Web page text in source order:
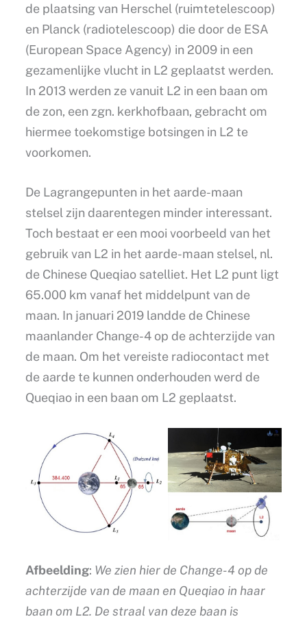
de plaatsing van Herschel (ruimtetelescoop)
en Planck (radiotelescoop) die door de ESA
(European Space Agency) in 2009 in een
gezamenlijke vlucht in L2 geplaatst werden.
In 2013 werden ze vanuit L2 in een baan om
de zon, een zgn. kerkhofbaan, gebracht om
hiermee toekomstige botsingen in L2 te
voorkomen.
De Lagrangepunten in het aarde-maan
stelsel zijn daarentegen minder interessant.
Toch bestaat er een mooi voorbeeld van het
gebruik van L2 in het aarde-maan stelsel, nl.
de Chinese Queqiao satelliet. Het L2 punt ligt
65.000 km vanaf het middelpunt van de
maan. In januari 2019 landde de Chinese
maanlander Change-4 op de achterzijde van
de maan. Om het vereiste radiocontact met
de aarde te kunnen onderhouden werd de
Queqiao in een baan om L2 geplaatst.
Afbeelding: We zien hier de Change-4 op de
achterzijde van de maan en Queqiao in haar
baan om L2. De straal van deze baan is